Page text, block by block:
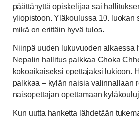
päättänyttä opiskelijaa sai
yliopistoon. Yläkoulussa 10. luokan
mikä on erittäin hyvä tulos.
Niinpä uuden lukuvuoden alkaessa
Nepalin hallitus palkkaa Ghoka
kokoaikaiseksi opettajaksi lukioon.
palkkaa – kylän naisia valinnallaan
naisopettajan opettamaan
Kun uutta hanketta lähdetään